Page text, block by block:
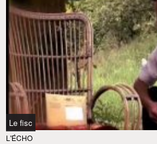
Le fisc
L'ÉCHO